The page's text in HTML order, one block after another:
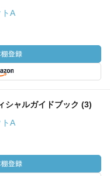
トA
シャルガイドブック (3)
トA